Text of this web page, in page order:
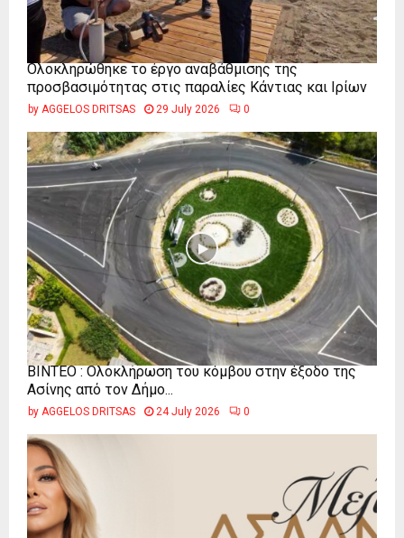
Ολοκληρώθηκε το έργο αναβάθμισης της
προσβασιμότητας στις παραλίες Κάντιας και Ιρίων
by AGGELOS DRITSAS 29 July 2026 0
ΒΙΝΤΕΟ : Ολοκλήρωση του κόμβου στην έξοδο της
Ασίνης από τον Δήμο...
by AGGELOS DRITSAS 24 July 2026 0